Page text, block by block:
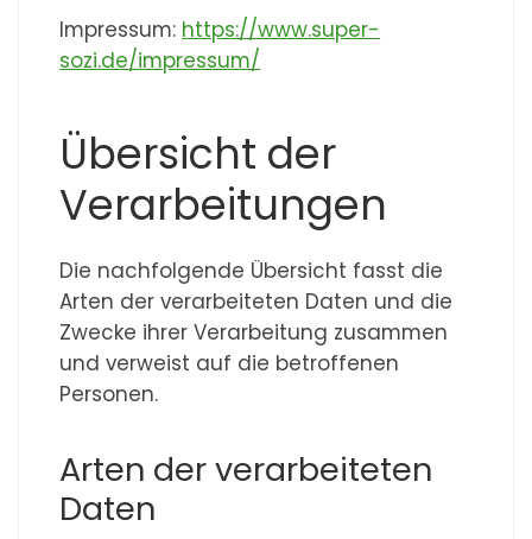
Impressum: https://www.super-
sozi.de/impressum/
Übersicht der
Verarbeitungen
Die nachfolgende Übersicht fasst die
Arten der verarbeiteten Daten und die
Zwecke ihrer Verarbeitung zusammen
und verweist auf die betroffenen
Personen.
Arten der verarbeiteten
Daten